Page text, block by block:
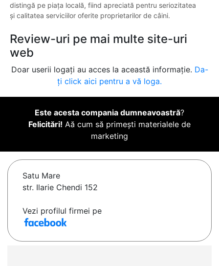
distingă pe piața locală, fiind apreciată pentru seriozitatea
și calitatea serviciilor oferite proprietarilor de câini.
Review-uri pe mai multe site-uri
web
Doar userii logați au acces la această informație. Da-
ți click aici pentru a vă loga.
Este acesta compania dumneavoastră?
Felicitări! Aă cum să primești materialele de
marketing
Satu Mare
str. Ilarie Chendi 152
Vezi profilul firmei pe